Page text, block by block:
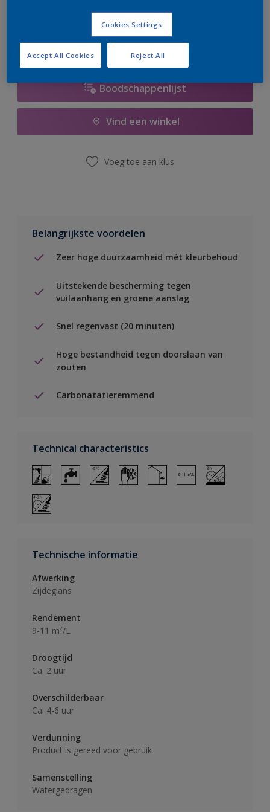
er hard aan om de voorraad aan te vullen.
Boodschappenlijst
Vind een winkel
Voeg toe aan klus
Belangrijkste voordelen
Zeer hoge duurzaamheid mét kleurbehoud
Uitstekende bescherming tegen
vuilaanhang en groene aanslag
Snel regenvast (20 minuten)
Hoge bestandheid tegen doorslaan van
zouten
Carbonatatieremmend
Technical characteristics
Technische informatie
Afwerking
Zijdeglans
Rendement
9-11 m²/L
Droogtijd
Ca. 2 uur
Overschilderbaar
Ca. 4-6 uur
Verdunning
Product is gereed voor gebruik
Samenstelling
Watergedragen
Cookies Settings
Reject All
Accept All Cookies